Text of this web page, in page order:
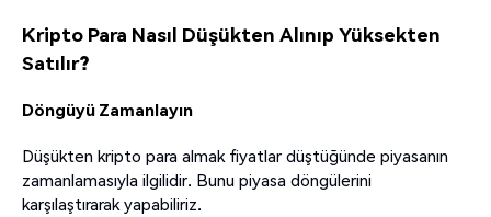
Kripto Para Nasıl Düşükten Alınıp Yüksekten
Satılır?
Döngüyü Zamanlayın
Düşükten kripto para almak fiyatlar düştüğünde piyasanın
zamanlamasıyla ilgilidir. Bunu piyasa döngülerini
karşılaştırarak yapabiliriz.